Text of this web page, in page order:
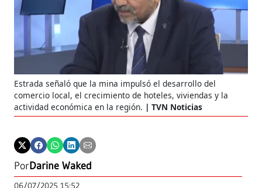
Estrada señaló que la mina impulsó el desarrollo del
comercio local, el crecimiento de hoteles, viviendas y la
actividad económica en la región.
TVN Noticias
PorDarine Waked
06/07/2025 15:52